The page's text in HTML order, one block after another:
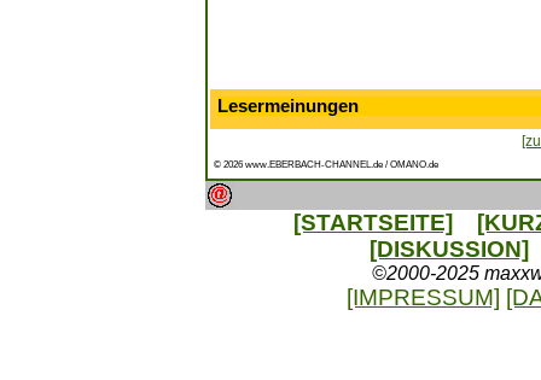
Lesermeinungen
© 2026 www.EBERBACH-CHANNEL.de / OMANO.de
[STARTSEITE]
[DISKUSSION]
©2000-2025
[IMPRESSUM]